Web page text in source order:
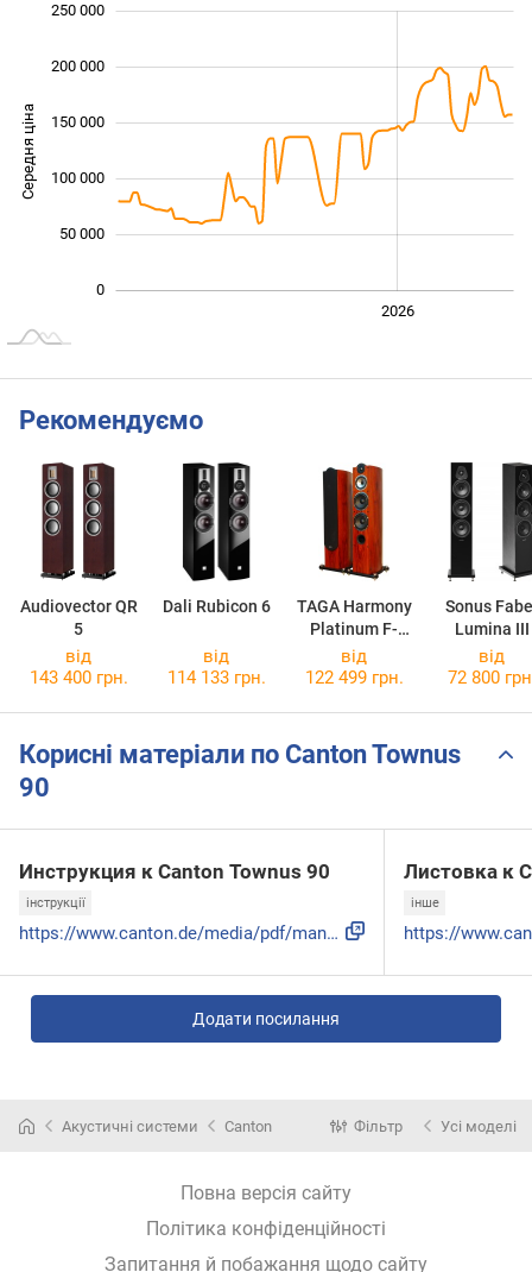
Середня ціна
0
50 000
100 000
150 000
200 000
250 000
2026
Рекомендуємо
Audiovector QR
5
Dali Rubicon 6
TAGA Harmony
Platinum F-
100SE
Sonus
Lumina III
від
143 400 грн.
від
114 133 грн.
від
122 499 грн.
від
72 800
Корисні матеріали по Canton Townus
90
Инструкция к Canton Townus 90
інструкції
https://www.canton.de/media/pdf/manual_canton_kompakt-_und_...
Листовка к
інше
Додати посилання
Акустичні системи Canton Фільтр Усі моделі
Повна версія сайту
Політика конфіденційності
Запитання й побажання щодо сайту